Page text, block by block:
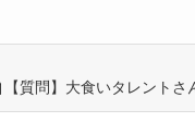
【質問】大食いタレント